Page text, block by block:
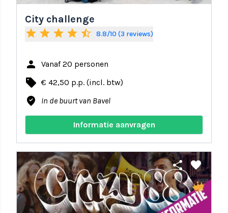
City challenge
star star star star star_half 8.8/10 (3 reviews)
person Vanaf 20 personen
local_offer € 42,50 p.p. (incl. btw)
where_to_vote In de buurt van Bavel
Informatie aanvragen
share favorite